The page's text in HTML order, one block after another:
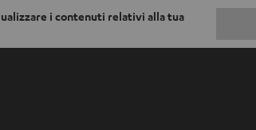
i contenuti relativi alla tua